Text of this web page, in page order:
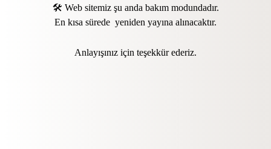
🛠️ Web sitemiz şu anda bakım modundadır.
En kısa sürede yeniden yayına alınacaktır.
Anlayışınız için teşekkür ederiz.